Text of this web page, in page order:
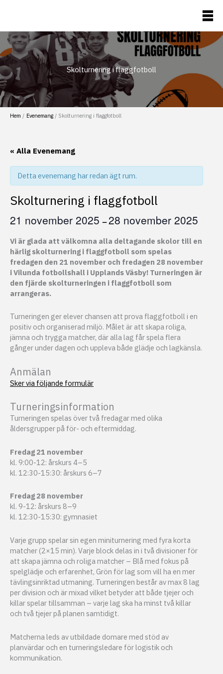
Skolturnering i flaggfotboll
Hem Evenemang Skolturnering i flaggfotboll
« Alla Evenemang
Detta evenemang har redan ägt rum.
Skolturnering i flaggfotboll
21 november 2025–28 november 2025
Vi är glada att välkomna alla deltagande skolor till en
härlig skolturnering i flaggfotboll som spelas
fredagen den 21 november och fredagen 28 november
i Vilunda fotbollshall i Upplands Väsby! Turneringen är
den fjärde skolturneringen i flaggfotboll som
arrangeras.
Turneringen ger elever chansen att prova flaggfotboll i en
positiv och organiserad miljö. Målet är att skapa roliga,
jämna och trygga matcher, där alla lag får spela flera
gånger under dagen och uppleva både glädje och lagkänsla.
Anmälan
Sker via följande formulär
Turneringsinformation
Turneringen spelas över två fredagar med olika
åldersgrupper på för- och eftermiddag.
Fredag 21 november
kl. 9:00-12: årskurs 4–5
kl. 12:30-15:30: årskurs 6–7
Fredag 28 november
kl. 9-12: årskurs 8–9
kl. 12:30-15:30: gymnasiet
Varje grupp spelar sin egen miniturnering med fyra korta
matcher (2×15 min). Varje block delas in i två divisioner för
att skapa jämna och roliga matcher – Blå med fokus på
spelglädje och erfarenhet, Grön för lag som vill ha en mer
tävlingsinriktad utmaning. Turneringen består av max 8 lag
per division och är mixad vilket betyder att både tjejer och
killar spelar tillsamman – varje lag ska ha minst två killar
och två tjejer på planen samtidigt.
Matcherna leds av utbildade domare med stöd av
planvärdar och en turneringsledare för logistik och
kommunikation.